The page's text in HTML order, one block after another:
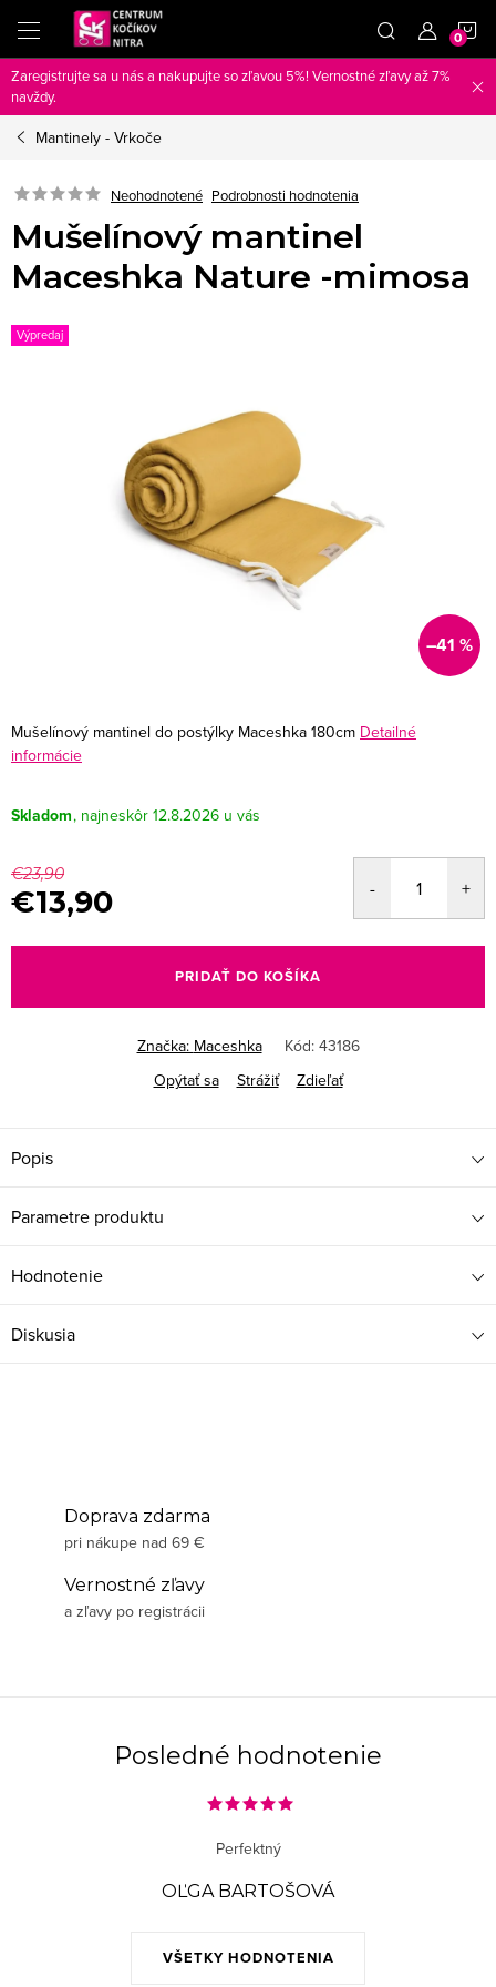
obsah
Zaregistrujte sa u nás a nakupujte so zľavou 5%! Vernostné zľavy až 7%
navždy.
Mantinely - Vrkoče
Neohodnotené Podrobnosti hodnotenia
Mušelínový mantinel
Maceshka Nature -mimosa
Výpredaj
–41 %
Mušelínový mantinel do postýlky Maceshka 180cm Detailné
informácie
Skladom 12.8.2026
€23,90
€13,90
cena:
PRIDAŤ DO KOŠÍKA
Značka: Maceshka Kód: 43186
Opýtať sa
Strážiť Zdieľať
Popis
Parametre produktu
Hodnotenie
Diskusia
Doprava zdarma
pri nákupe nad 69 €
Vernostné zľavy
a zľavy po registrácii
Posledné hodnotenie
VŠETKY HODNOTENIA
Perfektný
OĽGA BARTOŠOVÁ